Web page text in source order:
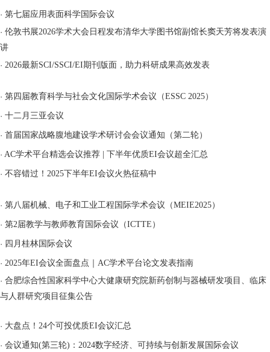
· 第七届应用表面科学国际会议
· 伦敦书展2026学术大会日程发布清华大学图书馆副馆长窦天芳将发表演
讲
· 2026最新SCI/SSCI/EI期刊版面，助力科研成果高效发表
· 第四届教育科学与社会文化国际学术会议（ESSC 2025）
· 十二月三亚会议
· 首届国家战略腹地建设学术研讨会会议通知（第二轮）
· AC学术平台精选会议推荐 | 下半年优质EI会议超全汇总
· 不容错过！2025下半年EI会议火热征稿中
· 第八届机械、电子和工业工程国际学术会议（MEIE2025）
· 第2届教学与教师教育国际会议（ICTTE）
· 四月桂林国际会议
· 2025年EI会议全面盘点｜AC学术平台论文发表指南
· 合肥综合性国家科学中心大健康研究院新药创制与器械研发项目、临床
与人群研究项目征集公告
· 大盘点！24个可投优质EI会议汇总
· 会议通知(第三轮)：2024数字经济、可持续与创新发展国际会议